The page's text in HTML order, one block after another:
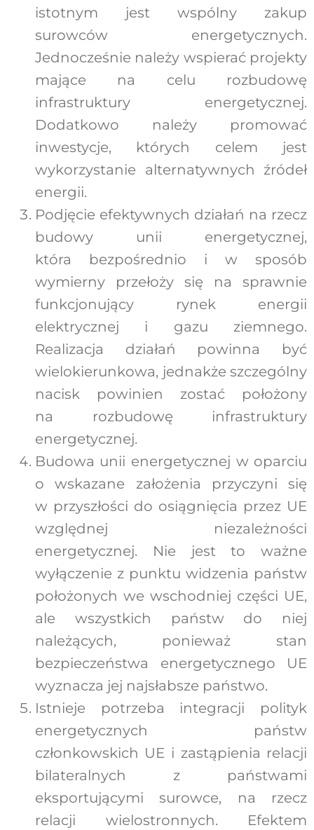
istotnym jest wspólny zakup
surowców energetycznych.
Jednocześnie należy wspierać projekty
mające na celu rozbudowę
infrastruktury energetycznej.
Dodatkowo należy promować
inwestycje, których celem jest
wykorzystanie alternatywnych źródeł
energii.
Podjęcie efektywnych działań na rzecz
budowy unii energetycznej,
która bezpośrednio i w sposób
wymierny przełoży się na sprawnie
funkcjonujący rynek energii
elektrycznej i gazu ziemnego.
Realizacja działań powinna być
wielokierunkowa, jednakże szczególny
nacisk powinien zostać położony
na rozbudowę infrastruktury
energetycznej.
Budowa unii energetycznej w oparciu
o wskazane założenia przyczyni się
w przyszłości do osiągnięcia przez UE
względnej niezależności
energetycznej. Nie jest to ważne
wyłączenie z punktu widzenia państw
położonych we wschodniej części UE,
ale wszystkich państw do niej
należących, ponieważ stan
bezpieczeństwa energetycznego UE
wyznacza jej najsłabsze państwo.
Istnieje potrzeba integracji polityk
energetycznych państw
członkowskich UE i zastąpienia relacji
bilateralnych z państwami
eksportującymi surowce, na rzecz
relacji wielostronnych. Efektem